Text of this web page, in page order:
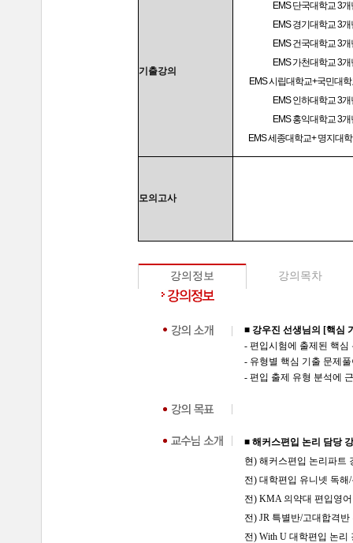
기출강의
EMS 단국대학교 3
EMS 경기대학교 3
EMS 건국대학교 3
EMS 가천대학교 3
EMS 시립대학교+국민대
EMS 인하대학교 3
EMS 홍익대학교 3
EMS 세종대학교+ 명지대
모의고사
강의정보 강의목차
■ 강우진 선생님의 [핵심
- 편입시험에 출제된 핵
- 유형별 핵심 기출 문제
- 편입 출제 유형 분석에
■ 해커스편입 논리 담당
현) 해커스편입 논리파트
전) 대학편입 유니넷 독해
전) KMA 의약대 편입영
전) JR 특별반/고대합격반
전) With U 대학편입 논리